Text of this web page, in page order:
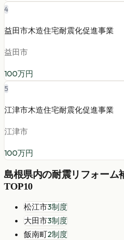
4
益田市木造住宅耐震化促進事業
益田市
100万円
5
江津市木造住宅耐震化促進事業
江津市
100万円
島根県内の耐震リフォーム
TOP10
松江市3制度
大田市3制度
飯南町2制度